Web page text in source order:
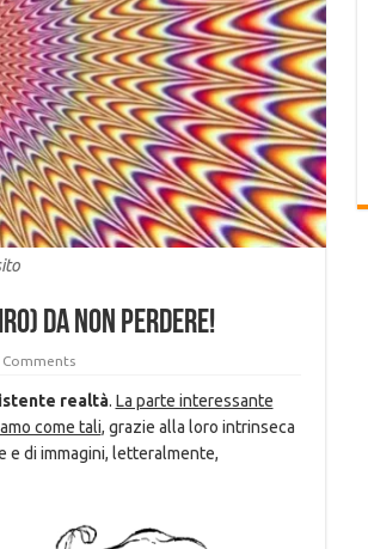
da non perdere!
Comments
realtà. La parte interessante
come tali, grazie alla loro intrinseca
e di immagini, letteralmente,